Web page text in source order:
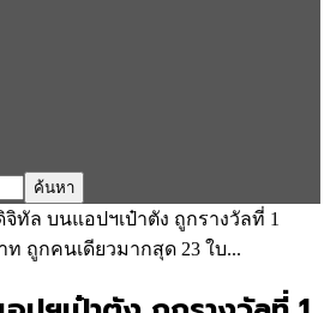
ทัล บนแอปฯเป๋าตัง ถูกรางวัลที่ 1
ท ถูกคนเดียวมากสุด 23 ใบ...